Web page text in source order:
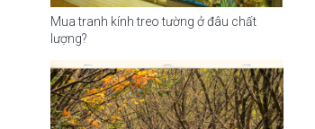
Mua tranh kính treo tường ở đâu chất
lượng?